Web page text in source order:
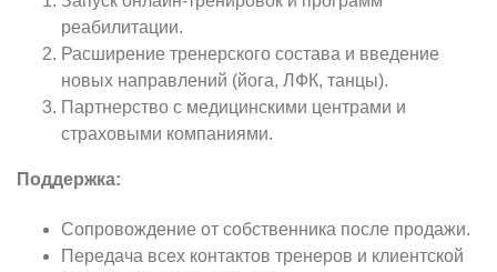
реабилитации.
Расширение тренерского состава и введение
новых направлений (йога, ЛФК, танцы).
Партнерство с медицинскими центрами и
страховыми компаниями.
Поддержка:
Сопровождение от собственника после продажи.
Передача всех контактов тренеров и клиентской